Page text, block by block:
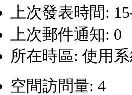
上次發表時間:
上次郵件通知: 0
所在時區: 使用
空間訪問量: 4